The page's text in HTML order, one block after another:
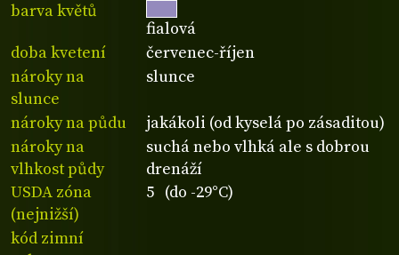
barva květů
fialová
doba kvetení
červenec-říjen
nároky na
slunce
slunce
nároky na půdu
jakákoli (od kyselá po zásaditou)
nároky na
vlhkost půdy
suchá nebo vlhká ale s dobrou
drenáží
USDA zóna
(nejnižší)
5 (do -29°C)
kód zimní